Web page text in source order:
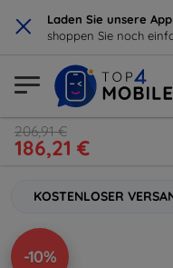
× Laden Sie unsere
shoppen Sie noch
206,91 €
186,21 €
KOSTENLOSER
-10%